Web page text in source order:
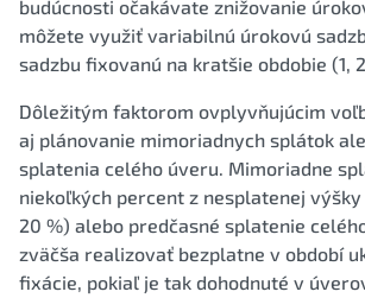
budúcnosti očakávate znižovanie
môžete využiť variabilnú úrokovú
sadzbu fixovanú na kratšie obdobie (1,
Dôležitým faktorom ovplyvňujúcim
aj plánovanie mimoriadnych splátok
splatenia celého úveru. Mimoriadne
niekoľkých percent z nesplatenej
20 %) alebo predčasné splatenie
zväčša realizovať bezplatne v období
fixácie, pokiaľ je tak dohodnuté v